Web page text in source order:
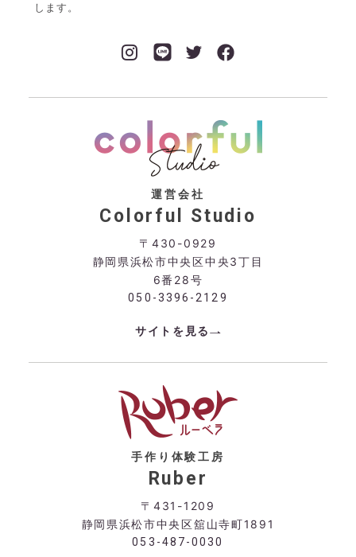
します。
運営会社
Colorful Studio
〒430-0929
静岡県浜松市中央区中央3丁目
6番28号
050-3396-2129
サイトを見る
手作り体験工房
Ruber
〒431-1209
静岡県浜松市中央区舘山寺町1891
053-487-0030